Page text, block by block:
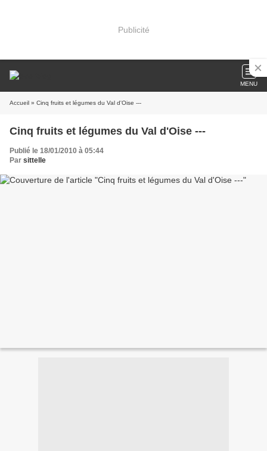
Publicité
MENU
Accueil » Cinq fruits et légumes du Val d'Oise ---
Cinq fruits et légumes du Val d'Oise ---
Publié le 18/01/2010 à 05:44
Par sittelle